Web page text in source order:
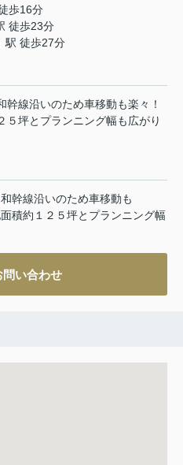
歩16分
徒歩23分
駅 徒歩27分
線沿いのため車移動も楽々！
５坪とプランニング幅も広がり
幹線沿いのため車移動も
積約１２５坪とプランニング幅
問い合わせ